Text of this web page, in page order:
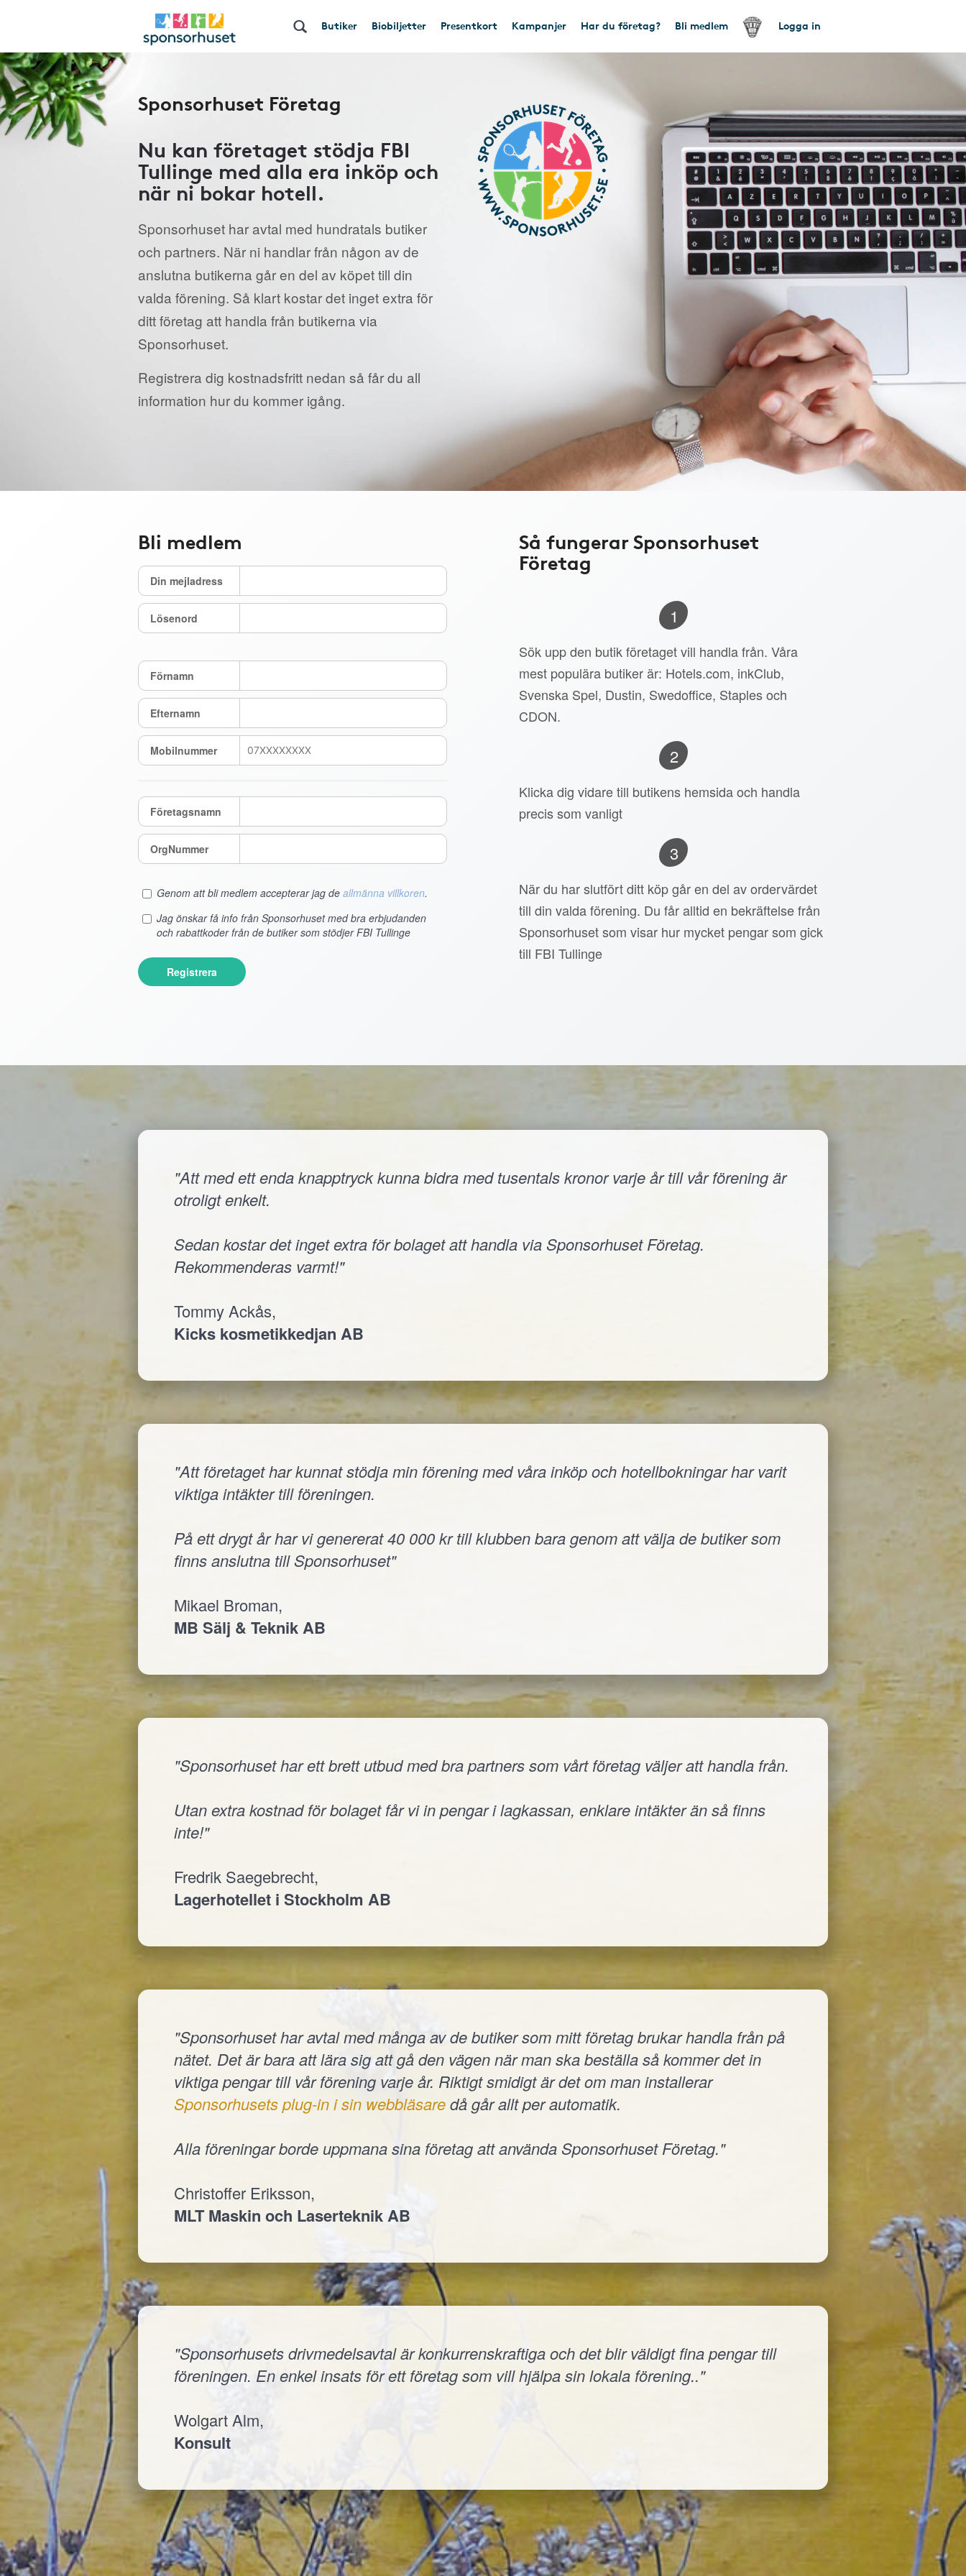
Butiker Biobiljetter Presentkort Kampanjer Har du företag? Bli medlem Logga in
Sponsorhuset Företag
Nu kan företaget stödja FBI
Tullinge med alla era inköp och
när ni bokar hotell.
Sponsorhuset har avtal med hundratals butiker
och partners. När ni handlar från någon av de
anslutna butikerna går en del av köpet till din
valda förening. Så klart kostar det inget extra för
ditt företag att handla från butikerna via
Sponsorhuset.
Registrera dig kostnadsfritt nedan så får du all
information hur du kommer igång.
Bli medlem
Din mejladress
Lösenord
Förnamn
Efternamn
Mobilnummer
Företagsnamn
OrgNummer
Genom att bli medlem accepterar jag de allmänna villkoren.
Jag önskar få info från Sponsorhuset med bra erbjudanden
och rabattkoder från de butiker som stödjer FBI Tullinge
Registrera
Så fungerar Sponsorhuset
Företag
1
Sök upp den butik företaget vill handla från. Våra
mest populära butiker är: Hotels.com, inkClub,
Svenska Spel, Dustin, Swedoffice, Staples och
CDON.
2
Klicka dig vidare till butikens hemsida och handla
precis som vanligt
3
När du har slutfört ditt köp går en del av ordervärdet
till din valda förening. Du får alltid en bekräftelse från
Sponsorhuset som visar hur mycket pengar som gick
till FBI Tullinge
"Att med ett enda knapptryck kunna bidra med tusentals kronor varje år till vår förening är
otroligt enkelt.
Sedan kostar det inget extra för bolaget att handla via Sponsorhuset Företag.
Rekommenderas varmt!"
Tommy Ackås,
Kicks kosmetikkedjan AB
"Att företaget har kunnat stödja min förening med våra inköp och hotellbokningar har varit
viktiga intäkter till föreningen.
På ett drygt år har vi genererat 40 000 kr till klubben bara genom att välja de butiker som
finns anslutna till Sponsorhuset"
Mikael Broman,
MB Sälj & Teknik AB
"Sponsorhuset har ett brett utbud med bra partners som vårt företag väljer att handla från.
Utan extra kostnad för bolaget får vi in pengar i lagkassan, enklare intäkter än så finns
inte!"
Fredrik Saegebrecht,
Lagerhotellet i Stockholm AB
"Sponsorhuset har avtal med många av de butiker som mitt företag brukar handla från på
nätet. Det är bara att lära sig att gå den vägen när man ska beställa så kommer det in
viktiga pengar till vår förening varje år. Riktigt smidigt är det om man installerar
Sponsorhusets plug-in i sin webbläsaredå går allt per automatik.
Alla föreningar borde uppmana sina företag att använda Sponsorhuset Företag."
Christoffer Eriksson,
MLT Maskin och Laserteknik AB
"Sponsorhusets drivmedelsavtal är konkurrenskraftiga och det blir väldigt fina pengar till
föreningen. En enkel insats för ett företag som vill hjälpa sin lokala förening.."
Wolgart Alm,
Konsult